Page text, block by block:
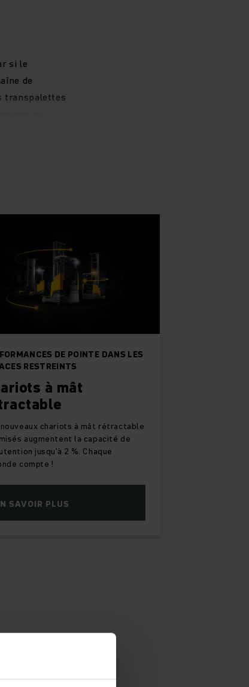
si le
de
transpalettes
DE POINTE DANS LES
RESTREINTS
à mât
chariots à mât rétractable
augmentent la capacité de
jusqu'à 2 %. Chaque
compte !
SAVOIR PLUS
La
autres